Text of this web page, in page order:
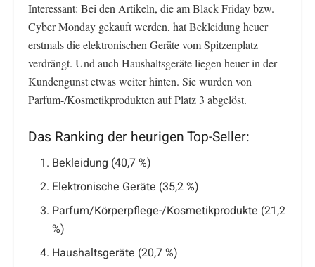
Interessant: Bei den Artikeln, die am Black Friday bzw.
Cyber Monday gekauft werden, hat Bekleidung heuer
erstmals die elektronischen Geräte vom Spitzenplatz
verdrängt. Und auch Haushaltsgeräte liegen heuer in der
Kundengunst etwas weiter hinten. Sie wurden von
Parfum-/Kosmetikprodukten auf Platz 3 abgelöst.
Das Ranking der heurigen Top-Seller:
Bekleidung (40,7 %)
Elektronische Geräte (35,2 %)
Parfum/Körperpflege-/Kosmetikprodukte (21,2
%)
Haushaltsgeräte (20,7 %)